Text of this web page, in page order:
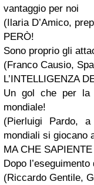
vantaggio per noi
(Ilaria D’Amico,
PERÒ!
Sono proprio gli
(Franco Causio,
L’INTELLIGENZA
Un gol che per la
mondiale!
(Pierluigi Pardo,
mondiali si giocano
MA CHE
Dopo
(Riccardo Gentile,